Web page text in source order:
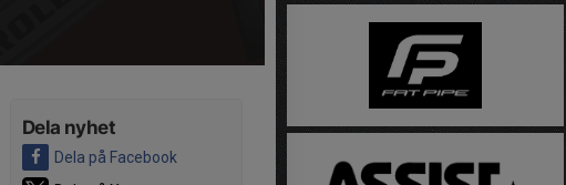
Dela nyhet
Dela på Facebook